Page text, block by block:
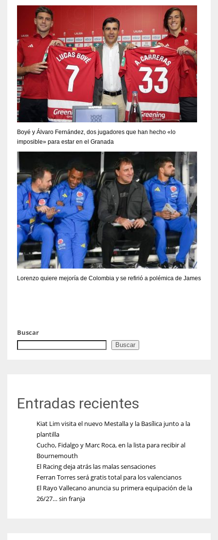
Boyé y Álvaro Fernández, dos jugadores que han hecho «lo
imposible» para estar en el Granada
Lorenzo quiere mejoría de Colombia y se refirió a polémica de James
Buscar
Buscar
Entradas recientes
Kiat Lim visita el nuevo Mestalla y la Basílica junto a la
plantilla
Cucho, Fidalgo y Marc Roca, en la lista para recibir al
Bournemouth
El Racing deja atrás las malas sensaciones
Ferran Torres será gratis total para los valencianos
El Rayo Vallecano anuncia su primera equipación de la
26/27… sin franja